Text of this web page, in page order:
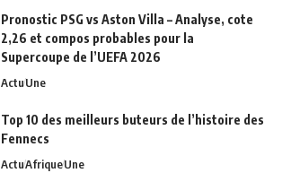
Pronostic PSG vs Aston Villa – Analyse, cote
2,26 et compos probables pour la
Supercoupe de l’UEFA 2026
ActuUne
Top 10 des meilleurs buteurs de l’histoire des
Fennecs
ActuAfriqueUne